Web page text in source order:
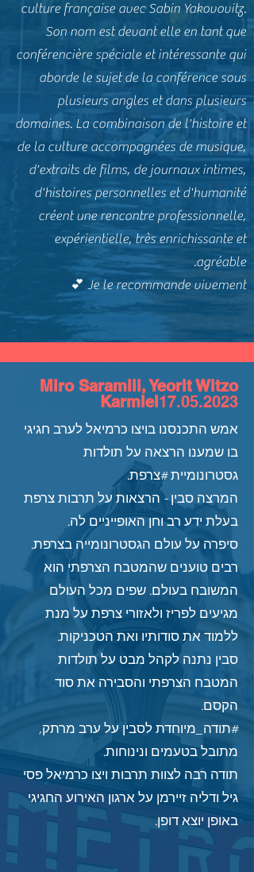
culture française avec Sabin Yakovovitz.
Son nom est devant elle en tant que
conférencière spéciale et intéressante qui
aborde le sujet de la conférence sous
plusieurs angles et dans plusieurs
domaines. La combinaison de l'histoire et
de la culture accompagnées de musique,
d'extraits de films, de journaux intimes,
d'histoires personnelles et d'humanité
créent une rencontre professionnelle,
expérientielle, très enrichissante et
agréable.
Je le recommande vivement 💕
Miro Saramili, Yeorit Witzo
Karmiel17.05.2023
אמש התכנסנו בויצו כרמיאל לערב חגיגי
בו שמענו הרצאה על תולדות
גסטרונומיית #צרפת.
המרצה סבין - הרצאות על תרבות צרפת
בעלת ידע רב וחן האופייניים לה.
סיפרה על עולם הגסטרונומייה בצרפת.
רבים טוענים שהמטבח הצרפתי הוא
המשובח בעולם. שפים מכל העולם
מגיעים לפריז ולאזורי צרפת על מנת
ללמוד את סודותיו ואת הטכניקות.
סבין נתנה לקהל מבט על תולדות
המטבח הצרפתי והסבירה את סוד
הקסם.
#תודה_מיוחדת לסבין על ערב מרתק,
מתובל בטעמים ונינוחות.
תודה רבה לצוות תרבות ויצו כרמיאל פסי
גיל ודליה זיירמן על ארגון האירוע החגיגי
באופן יוצא דופן.